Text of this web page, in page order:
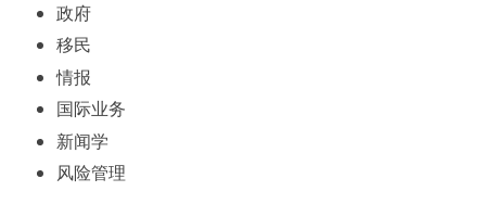
政府
移民
情报
国际业务
新闻学
风险管理